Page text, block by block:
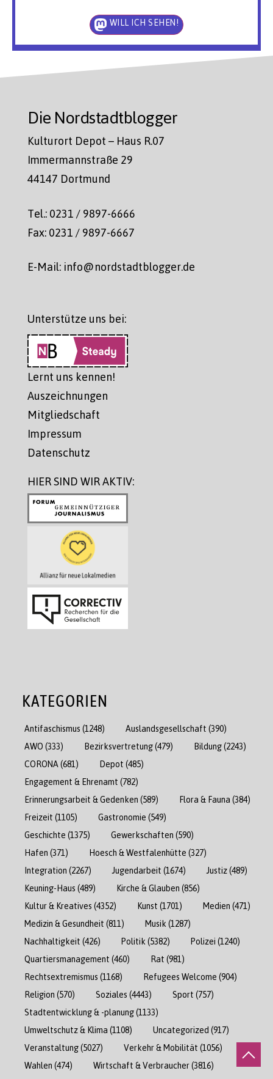
WILL ICH SEHEN!
Die Nordstadtblogger
Kulturort Depot – Haus R.07
Immermannstraße 29
44147 Dortmund
Tel.: 0231 / 9897-6666
Fax: 0231 / 9897-6667
E-Mail: info@nordstadtblogger.de
Unterstütze uns bei:
Lernt uns kennen!
Auszeichnungen
Mitgliedschaft
Impressum
Datenschutz
HIER SIND WIR AKTIV:
KATEGORIEN
Antifaschismus (1248) Auslandsgesellschaft (390)
AWO (333) Bezirksvertretung(479) Bildung(2243)
CORONA (681) Depot (485)
Engagement & Ehrenamt (782)
Erinnerungsarbeit & Gedenken (589) Flora & Fauna (384)
Freizeit (1105) Gastronomie (549)
Geschichte (1375) Gewerkschaften (590)
Hafen (371) Hoesch & Westfalenhütte (327)
Integration (2267) Jugendarbeit (1674) Justiz(489)
Keuning-Haus (489) Kirche & Glauben (856)
Kultur & Kreatives (4352) Kunst (1701) Medien (471)
Medizin & Gesundheit (811) Musik (1287)
Nachhaltigkeit (426) Politik (5382) Polizei (1240)
Quartiersmanagement (460) Rat (981)
Rechtsextremismus (1168) Refugees Welcome (904)
Religion (570) Soziales (4443) Sport (757)
Stadtentwicklung & -planung(1133)
Umweltschutz & Klima (1108) Uncategorized (917)
Veranstaltung(5027) Verkehr & Mobilität (1056)
Wahlen (474) Wirtschaft & Verbraucher(3816)